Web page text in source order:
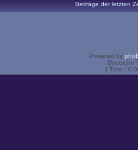
Beiträge der letzten
Powered by
Deutsche
[ Time :